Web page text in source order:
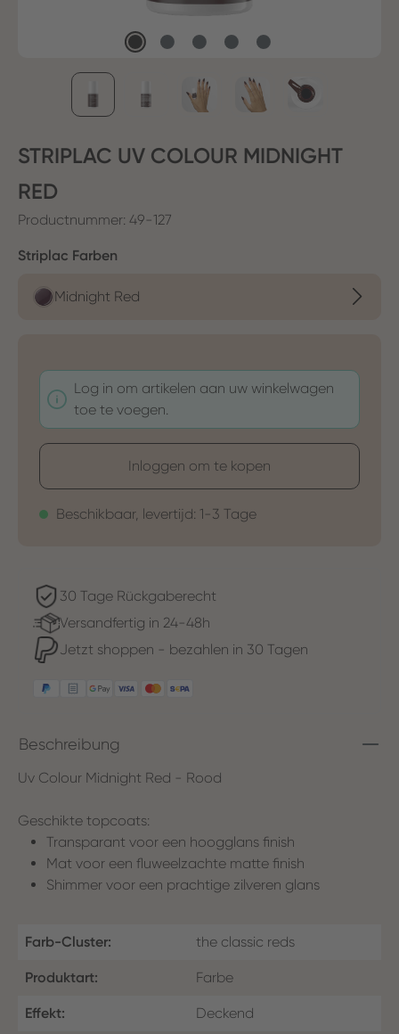
STRIPLAC UV COLOUR MIDNIGHT
RED
Productnummer: 49-127
Selecteer
Striplac Farben
Midnight Red
Log in om artikelen aan uw winkelwagen
toe te voegen.
Inloggen om te kopen
Beschikbaar, levertijd: 1-3 Tage
30 Tage Rückgaberecht
Versandfertig in 24-48h
Jetzt shoppen - bezahlen in 30 Tagen
Beschreibung
Uv Colour Midnight Red - Rood
Geschikte topcoats:
Transparant voor een hoogglans finish
Mat voor een fluweelzachte matte finish
Shimmer voor een prachtige zilveren glans
Farb-Cluster: the classic reds
Produktart: Farbe
Effekt: Deckend